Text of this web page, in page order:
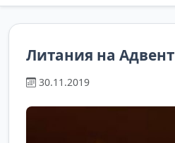
Литания на Адвент
30.11.2019